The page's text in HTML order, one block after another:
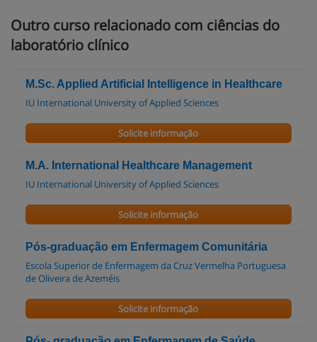
Outro curso relacionado com ciências do
laboratório clínico
M.Sc. Applied Artificial Intelligence in Healthcare
IU International University of Applied Sciences
Solicite informação
M.A. International Healthcare Management
IU International University of Applied Sciences
Solicite informação
Pós-graduação em Enfermagem Comunitária
Escola Superior de Enfermagem da Cruz Vermelha Portuguesa
de Oliveira de Azeméis
Solicite informação